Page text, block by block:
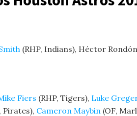
(RHP, Indians), Héctor Rondón
Fiers (RHP, Tigers), Luke
Pirates), Cameron Maybin (OF,